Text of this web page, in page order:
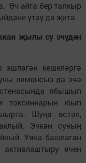
Өч айга бер тапкыр
үтәү дә җитә.
җылы су эчүдән
эшләгән кешеләргә
лимонсыз да эчә
ябышып
токсиннарын юып
Шуңа өстәп,
Эчкән суның
Уяна башлаган
өчен